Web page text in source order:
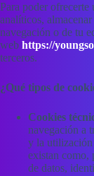
Para poder ofrecerte
analíticos,
navegación o de tu
web https://
terceros.
¿Qué tipos de
Cookies
navegación a
y la utilización
existan como,
de datos,